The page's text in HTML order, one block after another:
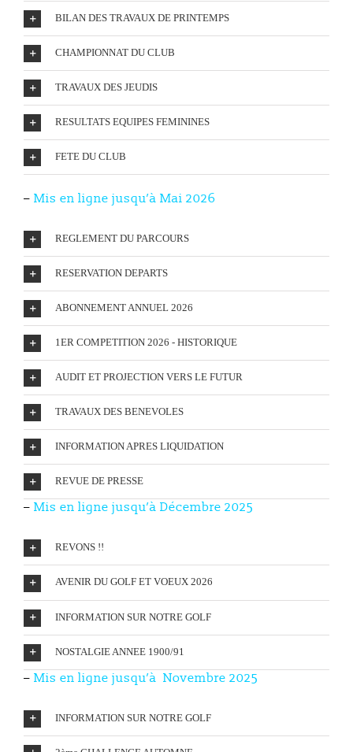
BILAN DES TRAVAUX DE PRINTEMPS
CHAMPIONNAT DU CLUB
TRAVAUX DES JEUDIS
RESULTATS EQUIPES FEMININES
FETE DU CLUB
– Mis en ligne jusqu’à Mai 2026
REGLEMENT DU PARCOURS
RESERVATION DEPARTS
ABONNEMENT ANNUEL 2026
1ER COMPETITION 2026 - HISTORIQUE
AUDIT ET PROJECTION VERS LE FUTUR
TRAVAUX DES BENEVOLES
INFORMATION APRES LIQUIDATION
REVUE DE PRESSE
– Mis en ligne jusqu’à Décembre 2025
REVONS !!
AVENIR DU GOLF ET VOEUX 2026
INFORMATION SUR NOTRE GOLF
NOSTALGIE ANNEE 1900/91
– Mis en ligne jusqu’à Novembre 2025
INFORMATION SUR NOTRE GOLF